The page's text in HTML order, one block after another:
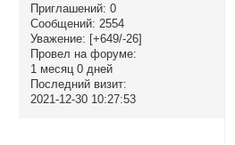
Приглашений: 0
Сообщений: 2554
Уважение: [+649/-26]
Провел на форуме:
1 месяц 0 дней
Последний визит:
2021-12-30 10:27:53